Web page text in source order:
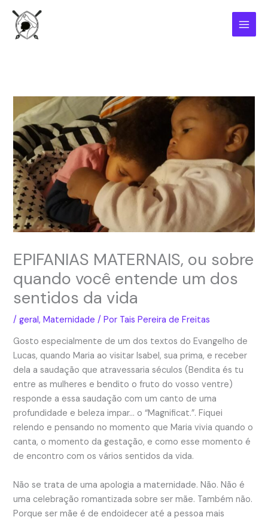
para
EPIFANIAS MATERNAIS, ou sobre
quando você entende um dos
sentidos da vida
/geral,Maternidade / Por Tais Pereira de Freitas
Gosto especialmente de um dos textos do Evangelho de
Lucas, quando Maria ao visitar Isabel, sua prima, e receber
dela a saudação que atravessaria séculos (Bendita és tu
entre as mulheres e bendito o fruto do vosso ventre)
responde a essa saudação com um canto de uma
profundidade e beleza impar… o “Magnificat.”. Fiquei
relendo e pensando no momento que Maria vivia quando o
canta, o momento da gestação, e como esse momento é
de encontro com os vários sentidos da vida.
Não se trata de uma apologia a maternidade. Não. Não é
uma celebração romantizada sobre ser mãe. Também não.
Porque ser mãe é de endoidecer até a pessoa mais